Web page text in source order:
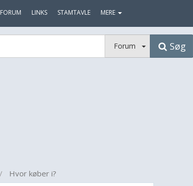
FORUM LINKS STAMTAVLE MERE
Forum Søg
Hvor køber i?